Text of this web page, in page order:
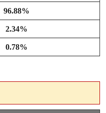
96.88%
2.34%
0.78%